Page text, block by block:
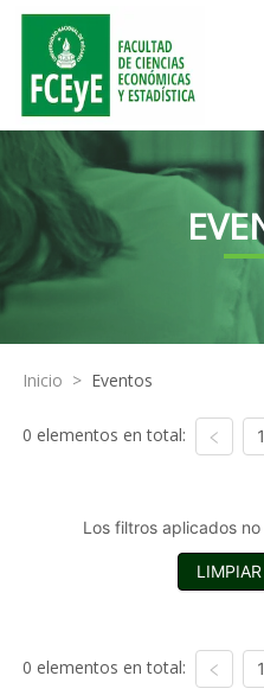
Inicio > Eventos
0 elementos en total: 1
Los filtros aplicados
0 elementos en total: 1